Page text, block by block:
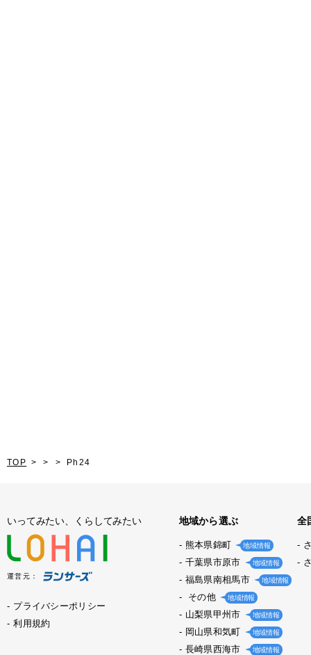
TOP Ph24
いってみたい、くらしてみたい
運営元：
プライバシーポリシー
利用規約
地域から選ぶ
熊本県錦町 地域情報
千葉県市原市 地域情報
福島県南相馬市 地域情報
その他 地域情報
山梨県甲州市 地域情報
岡山県和気町 地域情報
長崎県西海市 地域情報
全